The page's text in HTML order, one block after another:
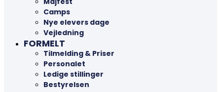
Camps
Nye elevers dage
Vejledning
FORMELT
Tilmelding & Priser
Personalet
Ledige stillinger
Bestyrelsen